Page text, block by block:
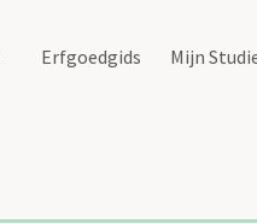
Erfgoedgids Mijn